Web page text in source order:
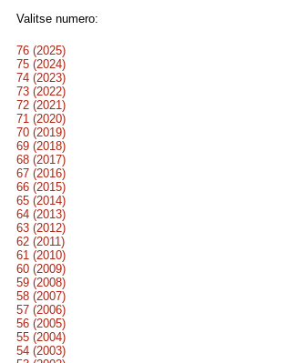
Valitse numero:
76 (2025)
75 (2024)
74 (2023)
73 (2022)
72 (2021)
71 (2020)
70 (2019)
69 (2018)
68 (2017)
67 (2016)
66 (2015)
65 (2014)
64 (2013)
63 (2012)
62 (2011)
61 (2010)
60 (2009)
59 (2008)
58 (2007)
57 (2006)
56 (2005)
55 (2004)
54 (2003)